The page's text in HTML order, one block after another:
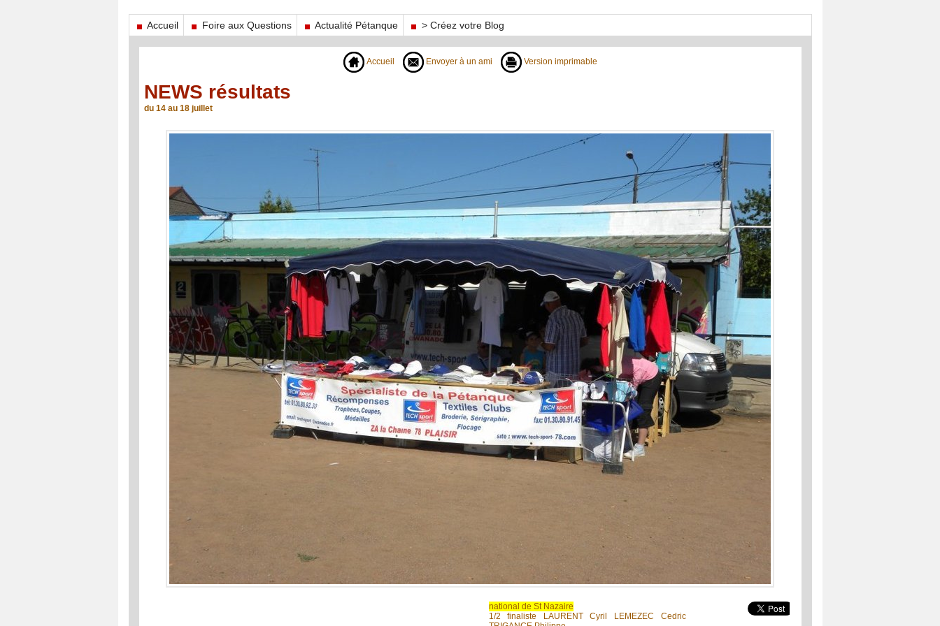
Accueil Foire aux Questions Actualité Pétanque > Créez votre Blog
Accueil Envoyer à un ami Version imprimable
NEWS résultats
du 14 au 18 juillet
national de St Nazaire
1/2 finaliste LAURENT Cyril LEMEZEC Cedric